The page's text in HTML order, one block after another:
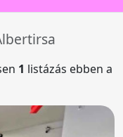
1 listázás ebben a